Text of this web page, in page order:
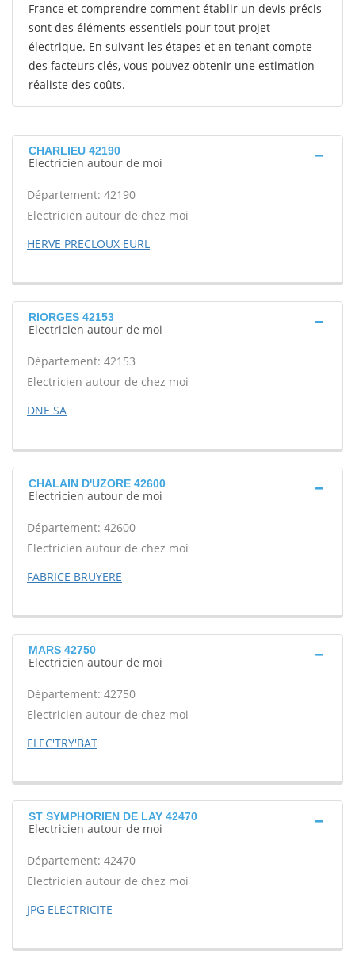
France et comprendre comment établir un devis précis
sont des éléments essentiels pour tout projet
électrique. En suivant les étapes et en tenant compte
des facteurs clés, vous pouvez obtenir une estimation
réaliste des coûts.
CHARLIEU 42190
Electricien autour de moi
Département: 42190
Electricien autour de chez moi
HERVE PRECLOUX EURL
RIORGES 42153
Electricien autour de moi
Département: 42153
Electricien autour de chez moi
DNE SA
CHALAIN D'UZORE 42600
Electricien autour de moi
Département: 42600
Electricien autour de chez moi
FABRICE BRUYERE
MARS 42750
Electricien autour de moi
Département: 42750
Electricien autour de chez moi
ELEC'TRY'BAT
ST SYMPHORIEN DE LAY 42470
Electricien autour de moi
Département: 42470
Electricien autour de chez moi
JPG ELECTRICITE